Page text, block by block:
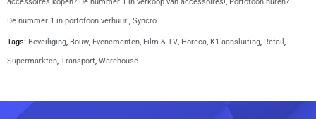
De nummer 1 in portofoon verhuur!, Syncro
Tags: Beveiliging, Bouw, Evenementen, Film & TV, Horeca, K1-aansluiting, Retail ,
Supermarkten, Transport, Warehouse